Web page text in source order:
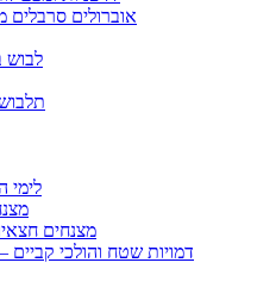
אוברולים סרבלים
לבוש
לימי
מצנחים
דמויות שטח והולכי קביים